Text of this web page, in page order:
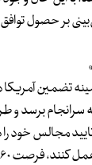
بر حصول توافق
تضمین آمریکا
مجالس خود را